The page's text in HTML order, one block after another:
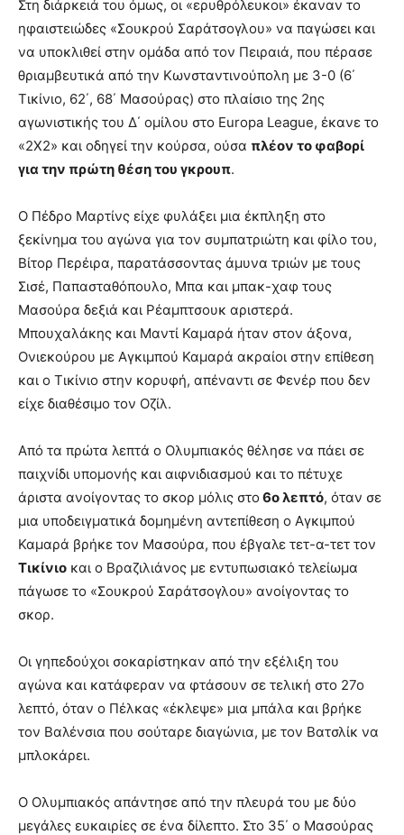
Στη διάρκειά του όμως, οι «ερυθρόλευκοι» έκαναν το
ηφαιστειώδες «Σουκρού Σαράτσογλου» να παγώσει και
να υποκλιθεί στην ομάδα από τον Πειραιά, που πέρασε
θριαμβευτικά από την Κωνσταντινούπολη με 3-0 (6΄
Τικίνιο, 62΄, 68΄ Μασούρας) στο πλαίσιο της 2ης
αγωνιστικής του Δ΄ ομίλου στο Europa League, έκανε το
«2Χ2» και οδηγεί την κούρσα, ούσα πλέον το φαβορί
για την πρώτη θέση του γκρουπ.
Ο Πέδρο Μαρτίνς είχε φυλάξει μια έκπληξη στο
ξεκίνημα του αγώνα για τον συμπατριώτη και φίλο του,
Βίτορ Περέιρα, παρατάσσοντας άμυνα τριών με τους
Σισέ, Παπασταθόπουλο, Μπα και μπακ-χαφ τους
Μασούρα δεξιά και Ρέαμπτσουκ αριστερά.
Μπουχαλάκης και Μαντί Καμαρά ήταν στον άξονα,
Ονιεκούρου με Αγκιμπού Καμαρά ακραίοι στην επίθεση
και ο Τικίνιο στην κορυφή, απέναντι σε Φενέρ που δεν
είχε διαθέσιμο τον Οζίλ.
Από τα πρώτα λεπτά ο Ολυμπιακός θέλησε να πάει σε
παιχνίδι υπομονής και αιφνιδιασμού και το πέτυχε
άριστα ανοίγοντας το σκορ μόλις στο 6ο λεπτό, όταν σε
μια υποδειγματικά δομημένη αντεπίθεση ο Αγκιμπού
Καμαρά βρήκε τον Μασούρα, που έβγαλε τετ-α-τετ τον
Τικίνιο και ο Βραζιλιάνος με εντυπωσιακό τελείωμα
πάγωσε το «Σουκρού Σαράτσογλου» ανοίγοντας το
σκορ.
Οι γηπεδούχοι σοκαρίστηκαν από την εξέλιξη του
αγώνα και κατάφεραν να φτάσουν σε τελική στο 27ο
λεπτό, όταν ο Πέλκας «έκλεψε» μια μπάλα και βρήκε
τον Βαλένσια που σούταρε διαγώνια, με τον Βατσλίκ να
μπλοκάρει.
Ο Ολυμπιακός απάντησε από την πλευρά του με δύο
μεγάλες ευκαιρίες σε ένα δίλεπτο. Στο 35΄ ο Μασούρας